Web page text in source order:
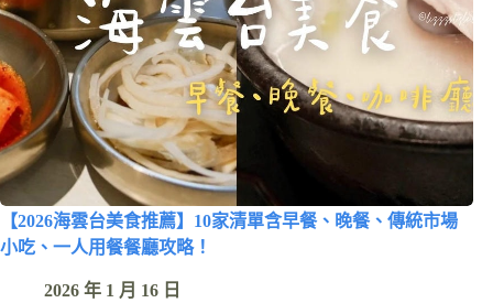
【2026海雲台美食推薦】10家清單含早餐、晚餐、傳統市場
小吃、一人用餐餐廳攻略！
2026 年 1 月 16 日